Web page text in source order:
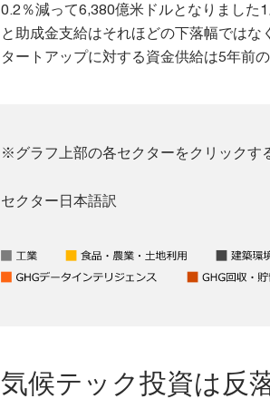
0.2％減って6,380億米ドルとなりました
と助成金支給はそれほどの下落幅では
タートアップに対する資金供給は5年前
※グラフ上部の各セクターをクリックす
セクター日本語訳
気候テック投資は反